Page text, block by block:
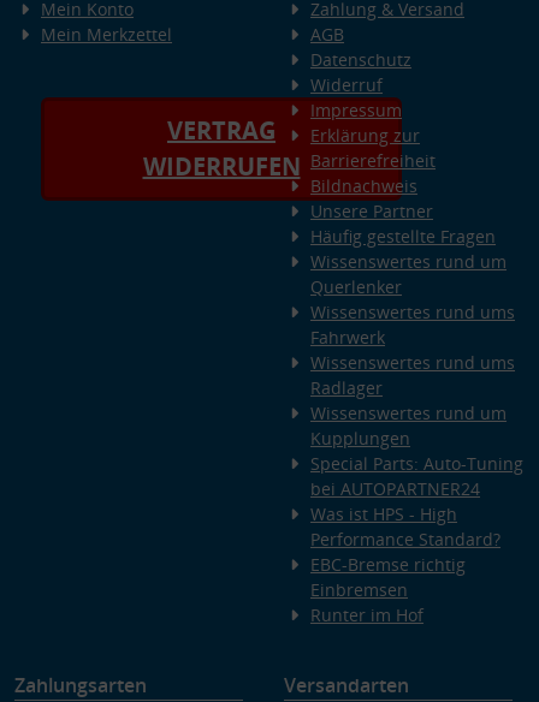
Mein Konto
Mein Merkzettel
VERTRAG
WIDERRUFEN
Zahlung & Versand
AGB
Datenschutz
Widerruf
Impressum
Erklärung zur
Barrierefreiheit
Bildnachweis
Unsere Partner
Häufig gestellte Fragen
Wissenswertes rund um
Querlenker
Wissenswertes rund ums
Fahrwerk
Wissenswertes rund ums
Radlager
Wissenswertes rund um
Kupplungen
Special Parts: Auto-Tuning
bei AUTOPARTNER24
Was ist HPS - High
Performance Standard?
EBC-Bremse richtig
Einbremsen
Runter im Hof
Zahlungsarten Versandarten